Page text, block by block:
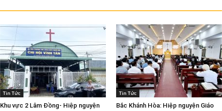
Tin Tức
Khu vực 2 Lâm Đồng- Hiệp nguyện
Tin Tức
Bắc Khánh Hòa: Hiệp nguyện Giáo